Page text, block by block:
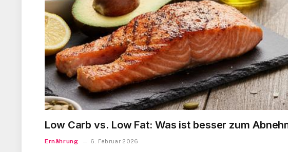
Low Carb vs. Low Fat: Was ist besser zum
Ernährung 6. Februar 2026